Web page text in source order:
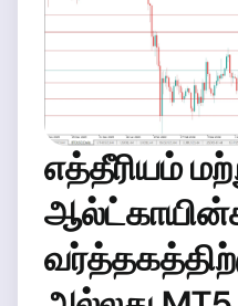
எத்தீரியம்